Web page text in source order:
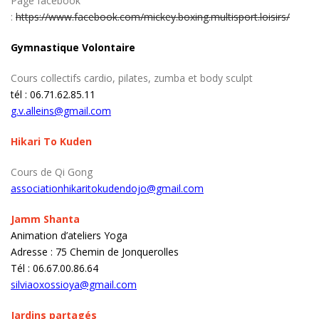
: https://www.facebook.com/mickey.boxing.multisport.loisirs/
Gymnastique Volontaire
Cours collectifs cardio, pilates, zumba et body sculpt
tél : 06.71.62.85.11
g.v.alleins@gmail.com
Hikari To Kuden
Cours de Qi Gong
associationhikaritokudendojo@gmail.com
Jamm Shanta
Animation d’ateliers Yoga
Adresse : 75 Chemin de Jonquerolles
Tél : 06.67.00.86.64
silviaoxossioya@gmail.com
Jardins partagés